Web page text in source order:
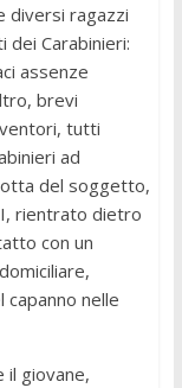
diversi ragazzi
Carabinieri:
assenze
brevi
tutti
ad
del soggetto,
rientrato dietro
con un
capanno nelle
il giovane,